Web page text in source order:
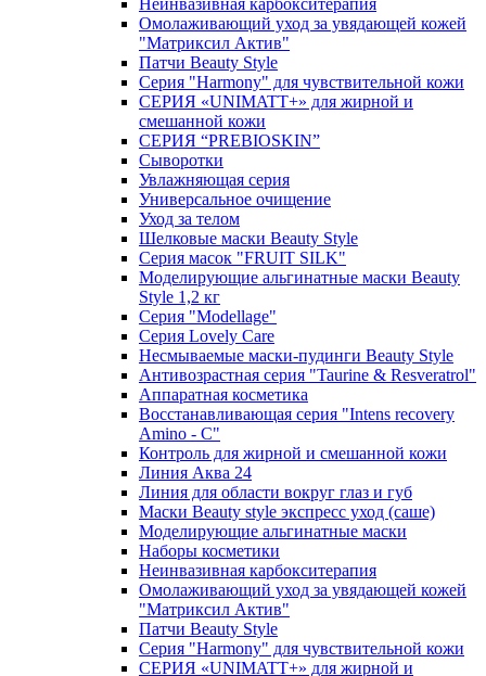
Неинвазивная карбокситерапия
Омолаживающий уход за увядающей кожей
"Матриксил Актив"
Патчи Beauty Style
Серия "Harmony" для чувствительной кожи
СЕРИЯ «UNIMATT+» для жирной и
смешанной кожи
СЕРИЯ “PREBIOSKIN”
Сыворотки
Увлажняющая серия
Универсальное очищение
Уход за телом
Шелковые маски Beauty Style
Серия масок "FRUIT SILK"
Моделирующие альгинатные маски Beauty
Style 1,2 кг
Серия "Modellage"
Cерия Lovely Care
Несмываемые маски-пудинги Beauty Style
Антивозрастная серия "Taurine & Resveratrol"
Аппаратная косметика
Восстанавливающая серия "Intens recovery
Amino - C"
Контроль для жирной и смешанной кожи
Линия Аква 24
Линия для области вокруг глаз и губ
Маски Beauty style экспресс уход (саше)
Моделирующие альгинатные маски
Наборы косметики
Неинвазивная карбокситерапия
Омолаживающий уход за увядающей кожей
"Матриксил Актив"
Патчи Beauty Style
Серия "Harmony" для чувствительной кожи
СЕРИЯ «UNIMATT+» для жирной и